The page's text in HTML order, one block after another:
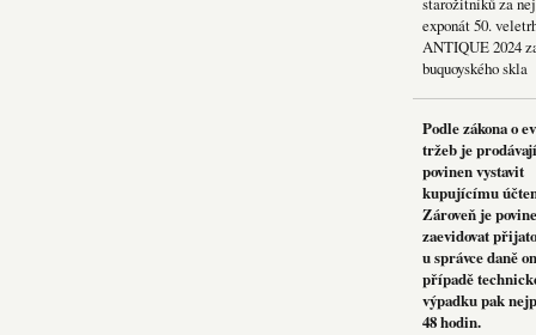
exponát 50.
ANTIQUE 2024
buquoyského skla
Podle zákona o
tržeb je
povinen vystavit
kupujícímu
Zároveň je
zaevidovat
u správce daně
případě
výpadku pak
48 hodin.